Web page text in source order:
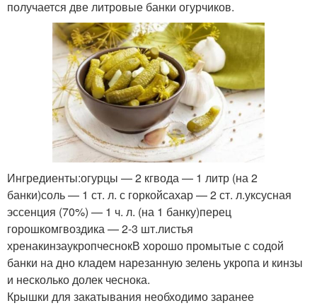
получается две литровые банки огурчиков.
Ингредиенты:огурцы — 2 кгвода — 1 литр (на 2
банки)соль — 1 ст. л. с горкойсахар — 2 ст. л.уксусная
эссенция (70%) — 1 ч. л. (на 1 банку)перец
горошкомгвоздика — 2-3 шт.листья
хренакинзаукропчеснокВ хорошо промытые с содой
банки на дно кладем нарезанную зелень укропа и кинзы
и несколько долек чеснока.
Крышки для закатывания необходимо заранее